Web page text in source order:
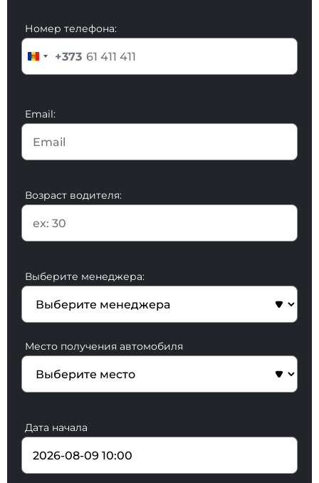
Номер телефона:
+373
Email:
Возраст водителя:
Выберите менеджера:
Место получения автомобиля
Дата начала